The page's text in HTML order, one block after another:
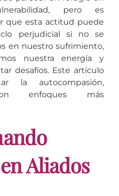
pero es
que esta actitud puede
perjudicial si no se
en nuestro sufrimiento,
nuestra energía y
desafíos. Este artículo
la autocompasión,
enfoques más
Aliados